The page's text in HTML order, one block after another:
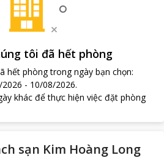
tôi đã hết phòng
hết phòng trong ngày bạn chọn:
- 10/08/2026.
khác để thực hiện việc đặt phòng
sạn Kim Hoàng Long